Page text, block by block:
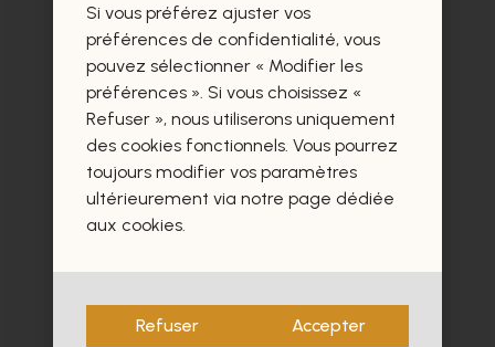
Ces produits vous intéresseront
certainement aussi.
Si vous préférez ajuster vos
préférences de confidentialité, vous
pouvez sélectionner « Modifier les
préférences ». Si vous choisissez «
Refuser », nous utiliserons uniquement
des cookies fonctionnels. Vous pourrez
toujours modifier vos paramètres
ultérieurement via notre page dédiée
aux cookies.
Refuser Accepter